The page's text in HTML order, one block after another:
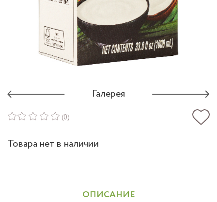
Галерея
(0)
Товара нет в наличии
ОПИСАНИЕ